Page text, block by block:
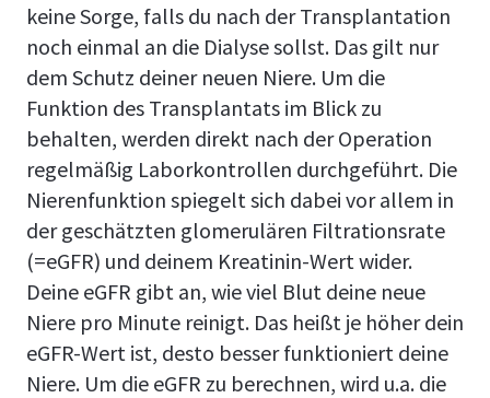
keine Sorge, falls du nach der Transplantation
noch einmal an die Dialyse sollst. Das gilt nur
dem Schutz deiner neuen Niere. Um die
Funktion des Transplantats im Blick zu
behalten, werden direkt nach der Operation
regelmäßig Laborkontrollen durchgeführt. Die
Nierenfunktion spiegelt sich dabei vor allem in
der geschätzten glomerulären Filtrationsrate
(=eGFR) und deinem Kreatinin-Wert wider.
Deine eGFR gibt an, wie viel Blut deine neue
Niere pro Minute reinigt. Das heißt je höher dein
eGFR-Wert ist, desto besser funktioniert deine
Niere. Um die eGFR zu berechnen, wird u.a. die